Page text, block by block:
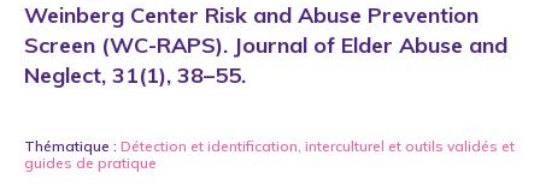
Weinberg Center Risk and Abuse Prevention
Screen (WC-RAPS). Journal of Elder Abuse and
Neglect, 31(1), 38–55.
Thématique : Détection et identification, interculturel et outils validés et
guides de pratique